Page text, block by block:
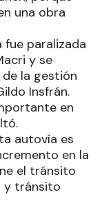
una obra
fue paralizada
y se
la gestión
Insfrán.
en
autovía es
en la
el tránsito
y tránsito